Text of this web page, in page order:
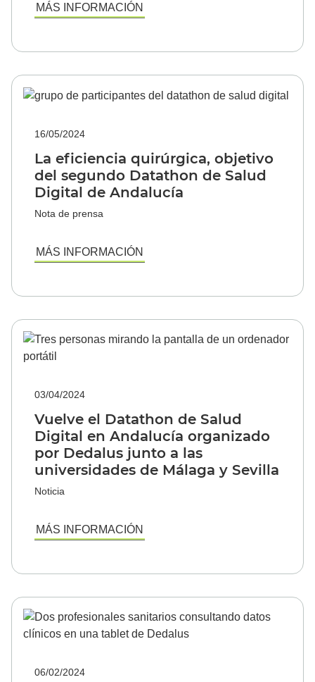
MÁS INFORMACIÓN
16/05/2024
La eficiencia quirúrgica, objetivo
del segundo Datathon de Salud
Digital de Andalucía
Nota de prensa
MÁS INFORMACIÓN
03/04/2024
Vuelve el Datathon de Salud
Digital en Andalucía organizado
por Dedalus junto a las
universidades de Málaga y Sevilla
Noticia
MÁS INFORMACIÓN
06/02/2024